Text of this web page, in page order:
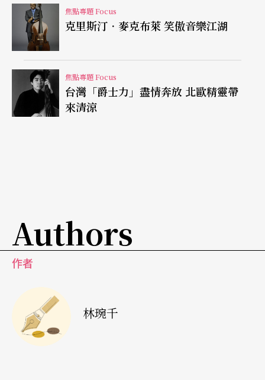
以看到成績與端倪，這個由國內名家集結的爵士團
隊，在長期與國外樂手交流之下，不僅演出愈加精
采，今年更邀請專家在編曲上下功夫，也期待除了
演奏之外，更深一層地在創作與教學上進行交流。
這其中如結合小號手、長號手及作曲家身分於一身
的麥可．摩斯曼（Michael Mossman），本身是紐
院，也是麥可．摩斯曼的同事。
三位好手 掀起爵士狂潮
伶——艾拉．費滋傑羅（Ella Fitzgerald）、莎拉．
沃恩（Sarah Vaughan）、比莉．哈樂黛（Billie Ho
焦點專題 Focus
克里斯汀．麥克布萊 笑傲音樂江湖
焦點專題 Focus
台灣「爵士力」盡情奔放 北歐精靈帶
來清涼
Authors
作者
林琬千